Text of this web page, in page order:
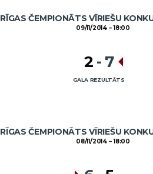
RĪGAS ČEMPIONĀTS VĪRIEŠU
09/11/2014 18:00
2 - 7
GALA REZULTĀTS
RĪGAS ČEMPIONĀTS VĪRIEŠU
08/11/2014 18:00